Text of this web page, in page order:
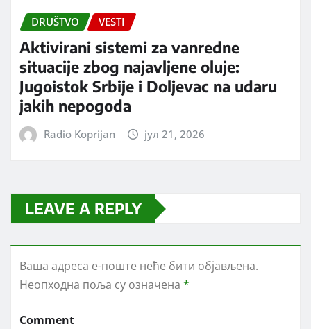
DRUŠTVO VESTI
Aktivirani sistemi za vanredne
situacije zbog najavljene oluje:
Jugoistok Srbije i Doljevac na udaru
jakih nepogoda
Radio Koprijan јул 21, 2026
LEAVE A REPLY
Ваша адреса е-поште неће бити објављена.
Неопходна поља су означена *
Comment